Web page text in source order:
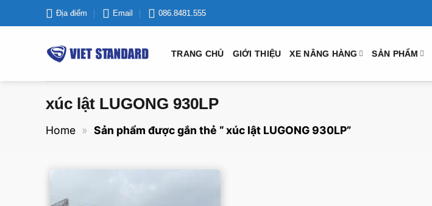
qua
Địa điểm Email 086.8481.555
TRANG CHỦ GIỚI THIỆU XE NÂNG HÀNG SẢN PHẨM
xúc lật LUGONG 930LP
Home » Sản phẩm được gắn thẻ “ xúc lật LUGONG 930LP”